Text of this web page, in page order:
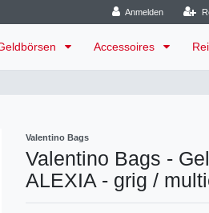
Anmelden
Accessoires
Valentino Bags
Valentino Bags -
ALEXIA - grig /